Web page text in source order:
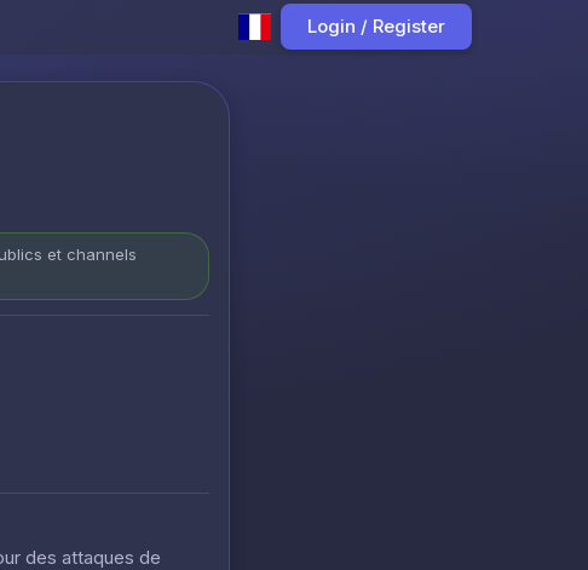
Login / Register
et channels
des attaques de